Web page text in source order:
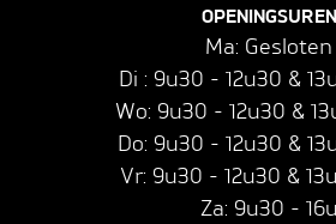
OPENINGSUREN
Ma: Gesloten
Di : 9u30 - 12u30 &
Wo: 9u30 - 12u30 &
Do: 9u30 - 12u30 &
Vr: 9u30 - 12u30 &
Za: 9u30 - 16u